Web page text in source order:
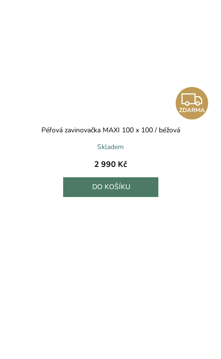
Z
D
ZDARMA
Péřová zavinovačka MAXI 100 x 100 / béžová
Skladem
2 990 Kč
DO KOŠÍKU